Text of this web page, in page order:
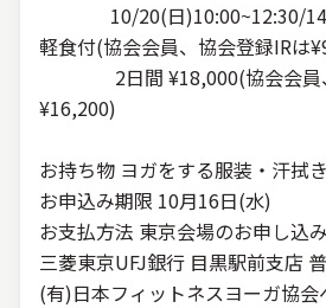
10/20(日)10:00~12:30/
軽食付(協会会員、協会登録IRは
2日間 ¥18,000(協会会員、
¥16,200)
お持ち物 ヨガをする服装・汗拭
お申込み期限 10月16日(水)
お支払方法 東京会場のお申し込み
三菱東京UFJ銀行 目黒駅前支店
(有)日本フィットネスヨーガ協会